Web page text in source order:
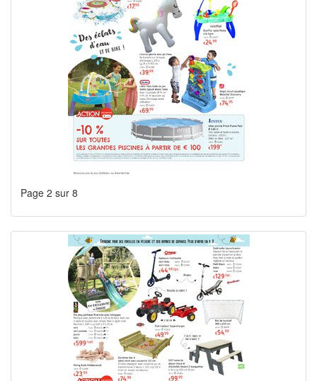
Page 2 sur 8